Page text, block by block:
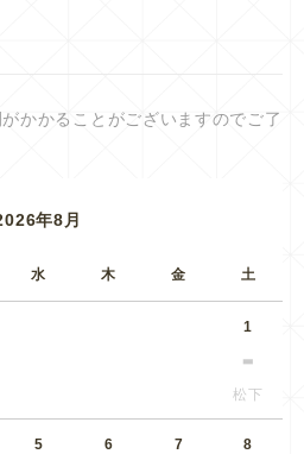
かかることがございますのでご了
年8月
水 木 金 土
1
松下
5 6 7 8